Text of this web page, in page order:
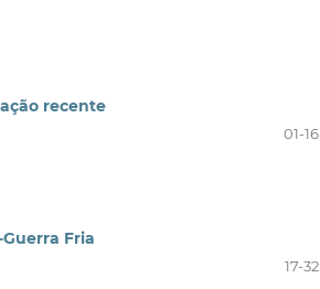
recente
01-16
Fria
17-32